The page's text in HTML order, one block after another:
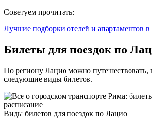
Советуем прочитать:
Лучшие подборки отелей и апартаментов
Билеты для поездок по
По региону Лацио можно путешествовать,
следующие виды билетов.
Виды билетов для поездок по Лацио